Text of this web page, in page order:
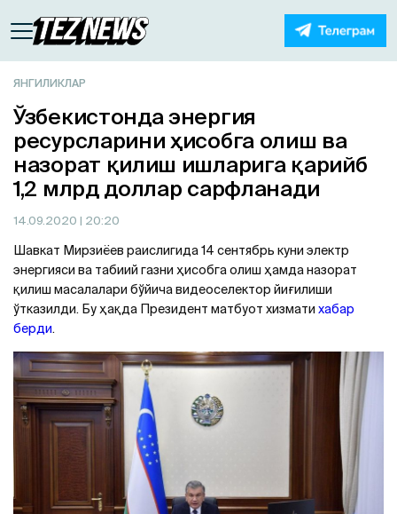
ЯНГИЛИКЛАР
Ўзбекистонда энергия
ресурсларини ҳисобга олиш ва
назорат қилиш ишларига қарийб
1,2 млрд доллар сарфланади
14.09.2020 | 20:20
Шавкат Мирзиёев раислигида 14 сентябрь куни электр
энергияси ва табиий газни ҳисобга олиш ҳамда назорат
қилиш масалалари бўйича видеоселектор йиғилиши
ўтказилди. Бу ҳақда Президент матбуот хизмати хабар
берди.